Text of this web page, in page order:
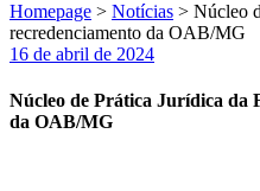
Homepage > Notícias > Núcleo
recredenciamento da OAB/MG
16 de abril de 2024
Núcleo de Prática Jurídica da
da OAB/MG